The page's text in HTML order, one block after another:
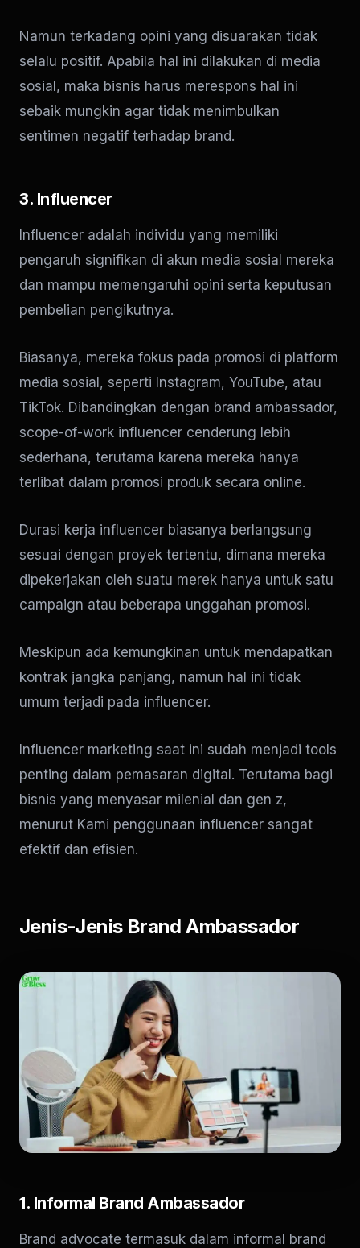
Namun terkadang opini yang disuarakan tidak
selalu positif. Apabila hal ini dilakukan di media
sosial, maka bisnis harus merespons hal ini
sebaik mungkin agar tidak menimbulkan
sentimen negatif terhadap brand.
3. Influencer
Influencer adalah individu yang memiliki
pengaruh signifikan di akun media sosial mereka
dan mampu memengaruhi opini serta keputusan
pembelian pengikutnya.
Biasanya, mereka fokus pada promosi di platform
media sosial, seperti Instagram, YouTube, atau
TikTok. Dibandingkan dengan brand ambassador,
scope-of-work influencer cenderung lebih
sederhana, terutama karena mereka hanya
terlibat dalam promosi produk secara online.
Durasi kerja influencer biasanya berlangsung
sesuai dengan proyek tertentu, dimana mereka
dipekerjakan oleh suatu merek hanya untuk satu
campaign atau beberapa unggahan promosi.
Meskipun ada kemungkinan untuk mendapatkan
kontrak jangka panjang, namun hal ini tidak
umum terjadi pada influencer.
Influencer marketing saat ini sudah menjadi tools
penting dalam pemasaran digital. Terutama bagi
bisnis yang menyasar milenial dan gen z,
menurut Kami penggunaan influencer sangat
efektif dan efisien.
Jenis-Jenis Brand Ambassador
1. Informal Brand Ambassador
Brand advocate termasuk dalam informal brand